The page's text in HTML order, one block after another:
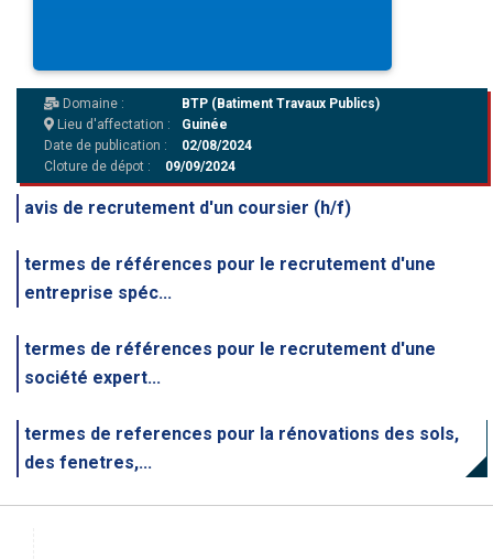
Domaine :
BTP (Batiment Travaux Publics)
Lieu d'affectation :
Guinée
Date de publication :
02/08/2024
Cloture de dépot :
09/09/2024
avis de recrutement d'un coursier (h/f)
termes de références pour le recrutement d'une
entreprise spéc...
termes de références pour le recrutement d'une
société expert...
termes de references pour la rénovations des sols,
des fenetres,...